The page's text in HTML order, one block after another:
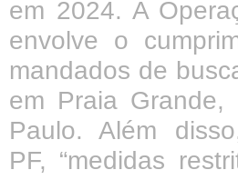
em 2024. A
envolve o
mandados de
em Praia Grande,
Paulo. Além
PF, “medidas